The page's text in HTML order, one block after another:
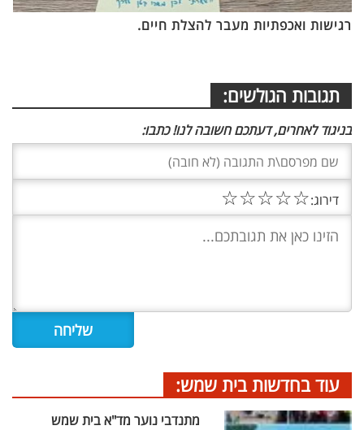
רגישות ואכפתיות מעבר להצלת חיים.
תגובות הגולשים:
בניגוד לאחרים, דעתכם חשובה לנו! כתבו:
דירוג:☆
☆
☆
☆
☆
עוד בחדשות בית שמש:
מתנדבי נוער מד"א בית שמש